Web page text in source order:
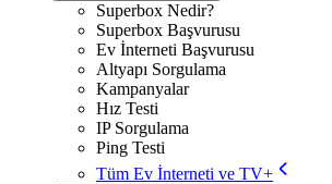
Superbox Nedir?
Superbox Başvurusu
Ev İnterneti Başvurusu
Altyapı Sorgulama
Kampanyalar
Hız Testi
IP Sorgulama
Ping Testi
Tüm Ev İnterneti ve TV+